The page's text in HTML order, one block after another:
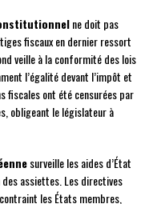
ne doit pas
fiscaux en dernier ressort
veille à la conformité des lois
l’égalité devant l’impôt et
fiscales ont été censurées par
obligeant le législateur à
surveille les aides d’État
assiettes. Les directives
les États membres,